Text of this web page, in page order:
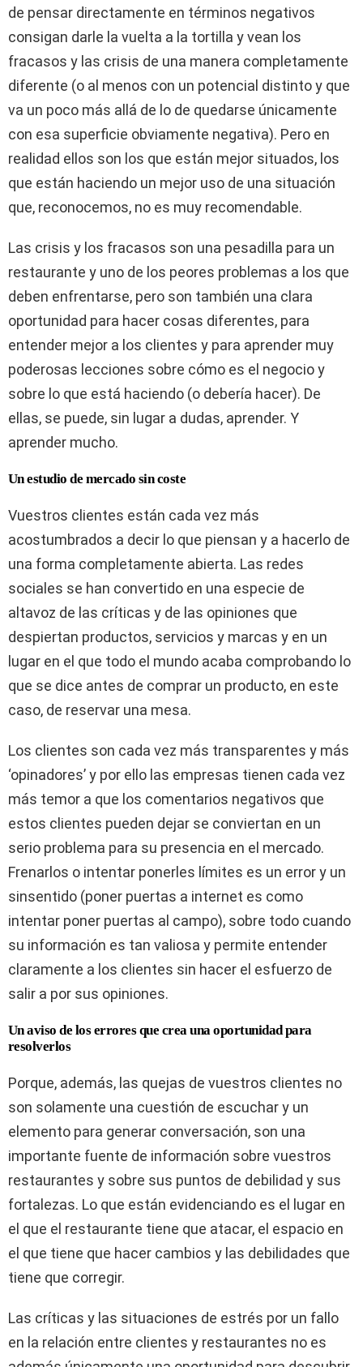
de pensar directamente en términos negativos
consigan darle la vuelta a la tortilla y vean los
fracasos y las crisis de una manera completamente
diferente (o al menos con un potencial distinto y que
va un poco más allá de lo de quedarse únicamente
con esa superficie obviamente negativa). Pero en
realidad ellos son los que están mejor situados, los
que están haciendo un mejor uso de una situación
que, reconocemos, no es muy recomendable.
Las crisis y los fracasos son una pesadilla para un
restaurante y uno de los peores problemas a los que
deben enfrentarse, pero son también una clara
oportunidad para hacer cosas diferentes, para
entender mejor a los clientes y para aprender muy
poderosas lecciones sobre cómo es el negocio y
sobre lo que está haciendo (o debería hacer). De
ellas, se puede, sin lugar a dudas, aprender. Y
aprender mucho.
Un estudio de mercado sin coste
Vuestros clientes están cada vez más
acostumbrados a decir lo que piensan y a hacerlo de
una forma completamente abierta. Las redes
sociales se han convertido en una especie de
altavoz de las críticas y de las opiniones que
despiertan productos, servicios y marcas y en un
lugar en el que todo el mundo acaba comprobando lo
que se dice antes de comprar un producto, en este
caso, de reservar una mesa.
Los clientes son cada vez más transparentes y más
‘opinadores’ y por ello las empresas tienen cada vez
más temor a que los comentarios negativos que
estos clientes pueden dejar se conviertan en un
serio problema para su presencia en el mercado.
Frenarlos o intentar ponerles límites es un error y un
sinsentido (poner puertas a internet es como
intentar poner puertas al campo), sobre todo cuando
su información es tan valiosa y permite entender
claramente a los clientes sin hacer el esfuerzo de
salir a por sus opiniones.
Un aviso de los errores que crea una oportunidad para
resolverlos
Porque, además, las quejas de vuestros clientes no
son solamente una cuestión de escuchar y un
elemento para generar conversación, son una
importante fuente de información sobre vuestros
restaurantes y sobre sus puntos de debilidad y sus
fortalezas. Lo que están evidenciando es el lugar en
el que el restaurante tiene que atacar, el espacio en
el que tiene que hacer cambios y las debilidades que
tiene que corregir.
Las críticas y las situaciones de estrés por un fallo
en la relación entre clientes y restaurantes no es